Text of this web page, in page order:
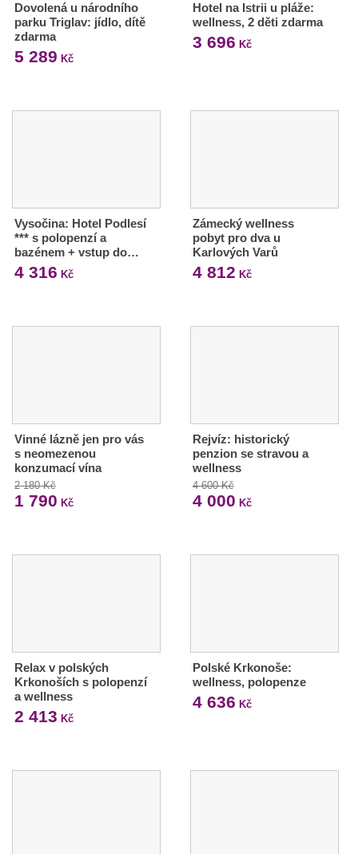
Dovolená u národního
parku Triglav: jídlo, dítě
zdarma
5 289 Kč
Hotel na Istrii u pláže:
wellness, 2 děti zdarma
3 696 Kč
Vysočina: Hotel Podlesí
*** s polopenzí a
bazénem + vstup do…
4 316 Kč
Zámecký wellness
pobyt pro dva u
Karlových Varů
4 812 Kč
Vinné lázně jen pro vás
s neomezenou
konzumací vína
2 180 Kč
1 790 Kč
Rejvíz: historický
penzion se stravou a
wellness
4 600 Kč
4 000 Kč
Relax v polských
Krkonoších s polopenzí
a wellness
2 413 Kč
Polské Krkonoše:
wellness, polopenze
4 636 Kč